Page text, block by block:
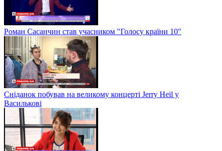
Роман Сасанчин став учасником "Голосу країни 10"
Сніданок побував на великому концерті Jerry Heil у
Василькові